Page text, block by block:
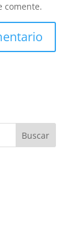
comente.
Buscar